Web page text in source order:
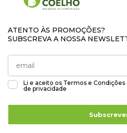
ATENTO ÀS PROMOÇÕES?
SUBSCREVA A NOSSA
Li e aceito os Termos e Condições
de privacidade